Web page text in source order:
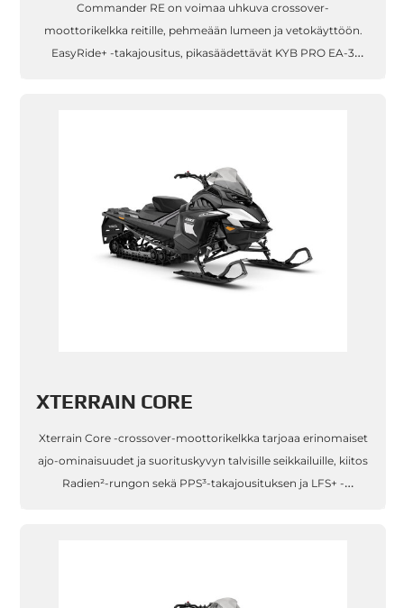
Commander RE on voimaa uhkuva crossover-
moottorikelkka reitille, pehmeään lumeen ja vetokäyttöön.
EasyRide+ -takajousitus, pikasäädettävät KYB PRO EA-3
XTERRAIN CORE
Xterrain Core -crossover-moottorikelkka tarjoaa erinomaiset
ajo-ominaisuudet ja suorituskyvyn talvisille seikkailuille, kiitos
Radien²-rungon sekä PPS³-takajousituksen ja LFS+ -